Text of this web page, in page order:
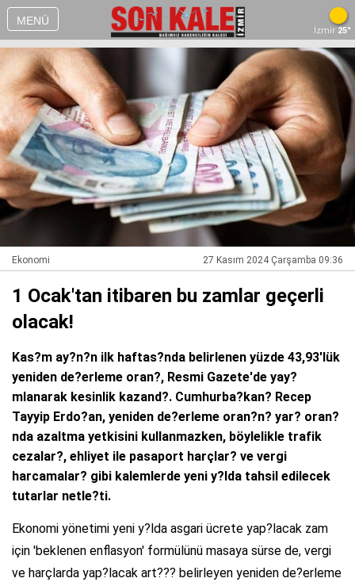
MENÜ
İzmir 25°
Ekonomi 27 Kasım 2024 Çarşamba 09:36
1 Ocak'tan itibaren bu zamlar geçerli
olacak!
Kas?m ay?n?n ilk haftas?nda belirlenen yüzde 43,93'lük
yeniden de?erleme oran?, Resmi Gazete'de yay?
mlanarak kesinlik kazand?. Cumhurba?kan? Recep
Tayyip Erdo?an, yeniden de?erleme oran?n? yar? oran?
nda azaltma yetkisini kullanmazken, böylelikle trafik
cezalar?, ehliyet ile pasaport harçlar? ve vergi
harcamalar? gibi kalemlerde yeni y?lda tahsil edilecek
tutarlar netle?ti.
Ekonomi yönetimi yeni y?lda asgari ücrete yap?lacak zam
için 'beklenen enflasyon' formülünü masaya sürse de, vergi
ve harçlarda yap?lacak art??? belirleyen yeniden de?erleme